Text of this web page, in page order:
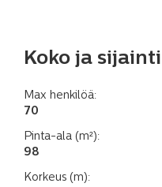
Koko ja sijainti
Max henkilöä:
70
Pinta-ala (m²):
98
Korkeus (m):